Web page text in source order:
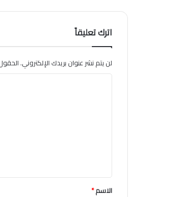
اترك تعليقاً
لن يتم نشر عنوان بريدك الإلكتروني.
*
الاسم*